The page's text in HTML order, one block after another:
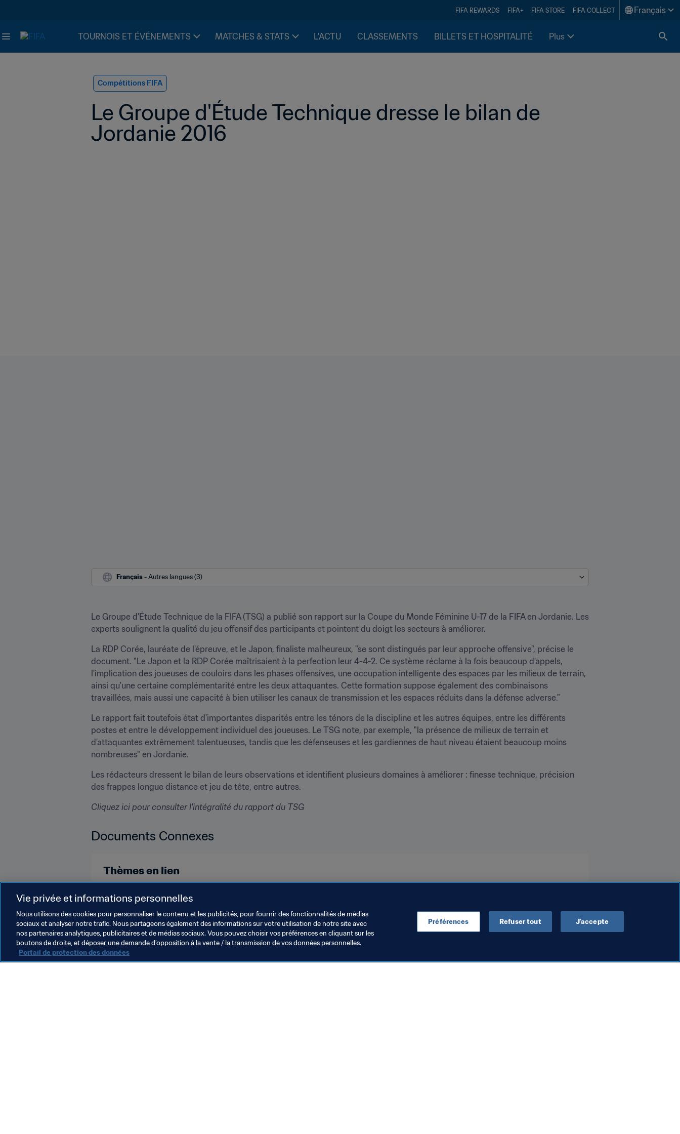
FIFA REWARDS FIFA+ FIFA STORE FIFA COLLECT Français
TOURNOIS ET ÉVÉNEMENTS MATCHES & STATS L'ACTU CLASSEMENTS BILLETS ET HOSPITALITÉ Plus
Compétitions FIFA
Le Groupe d'Étude Technique dresse le bilan de
Jordanie 2016
Français - Autres langues (3)
Le Groupe d'Étude Technique de la FIFA (TSG) a publié son rapport sur la Coupe du Monde Féminine U-17 de la FIFA en Jordanie. Les
experts soulignent la qualité du jeu offensif des participants et pointent du doigt les secteurs à améliorer.
La RDP Corée, lauréate de l'épreuve, et le Japon, finaliste malheureux, "se sont distingués par leur approche offensive", précise le
document. "Le Japon et la RDP Corée maîtrisaient à la perfection leur 4-4-2. Ce système réclame à la fois beaucoup d'appels,
l'implication des joueuses de couloirs dans les phases offensives, une occupation intelligente des espaces par les milieux de terrain,
ainsi qu'une certaine complémentarité entre les deux attaquantes. Cette formation suppose également des combinaisons
travaillées, mais aussi une capacité à bien utiliser les canaux de transmission et les espaces réduits dans la défense adverse."
Le rapport fait toutefois état d'importantes disparités entre les ténors de la discipline et les autres équipes, entre les différents
postes et entre le développement individuel des joueuses. Le TSG note, par exemple, "la présence de milieux de terrain et
d'attaquantes extrêmement talentueuses, tandis que les défenseuses et les gardiennes de haut niveau étaient beaucoup moins
nombreuses" en Jordanie.
Les rédacteurs dressent le bilan de leurs observations et identifient plusieurs domaines à améliorer : finesse technique, précision
des frappes longue distance et jeu de tête, entre autres.
Cliquez ici pour consulter l'intégralité du rapport du TSG
Documents Connexes
Thèmes en lien
Compétitions FIFA Japan
Vie privée et informations personnelles
Nous utilisons des cookies pour personnaliser le contenu et les publicités, pour fournir des fonctionnalités de médias
sociaux et analyser notre trafic. Nous partageons également des informations sur votre utilisation de notre site avec
nos partenaires analytiques, publicitaires et de médias sociaux. Vous pouvez choisir vos préférences en cliquant sur les
boutons de droite, et déposer une demande d’opposition à la vente / la transmission de vos données personnelles.
Portail de protection des données
Préférences Refuser tout J’accepte